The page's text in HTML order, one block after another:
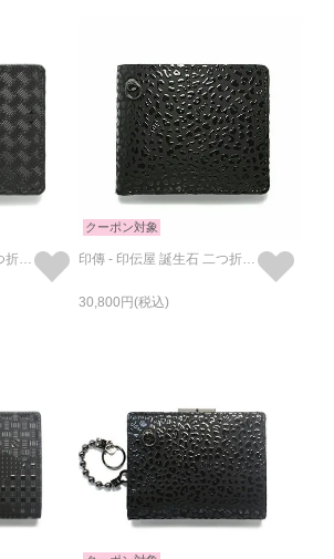
印傳 - 印伝屋 誕生石 二つ折り財布 無響柄 / ミディアムウォレット
クーポン対象
30,800